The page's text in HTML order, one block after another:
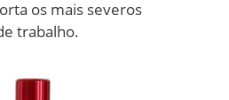
os mais severos
trabalho.